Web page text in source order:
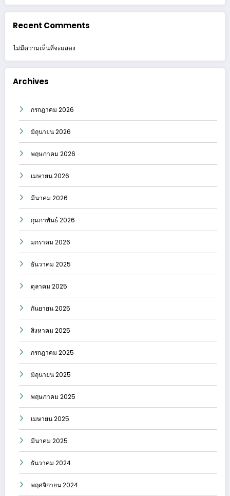
Recent Comments
ไม่มีความเห็นที่จะแสดง
Archives
กรกฎาคม 2026
มิถุนายน 2026
พฤษภาคม 2026
เมษายน 2026
มีนาคม 2026
กุมภาพันธ์ 2026
มกราคม 2026
ธันวาคม 2025
ตุลาคม 2025
กันยายน 2025
สิงหาคม 2025
กรกฎาคม 2025
มิถุนายน 2025
พฤษภาคม 2025
เมษายน 2025
มีนาคม 2025
ธันวาคม 2024
พฤศจิกายน 2024